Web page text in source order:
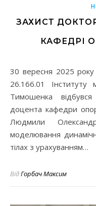
ЗАХИСТ
КАФЕДРІ
30 вересня 2025 року в Спеціалізованій вченій раді Д
26.166.01
Тимошенка відбувся
доцента кафедри
Людмили
моделювання
тілах з урахуванням…
ВідГорбач Максим